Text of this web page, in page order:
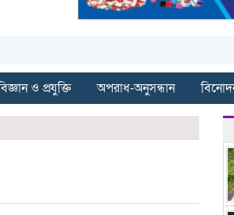
ও প্রযুক্তি অপরাধ-অনুসন্ধান